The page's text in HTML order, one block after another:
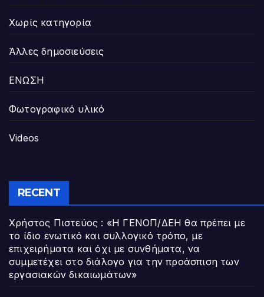
Χωρίς κατηγορία
Άλλες δημοσιεύσεις
ΕΝΩΣΗ
Φωτογραφικό υλικό
Videos
RECENT
Χρήστος Πιστεύος : «Η ΓΕΝΟΠ/ΔΕΗ θα πρέπει με
το ίδιο ενωτικό και συλλογικό τρόπο, με
επιχειρήματα και όχι με συνθήματα, να
συμμετέχει στο διάλογο για την προάσπιση των
εργασιακών δικαιωμάτων»